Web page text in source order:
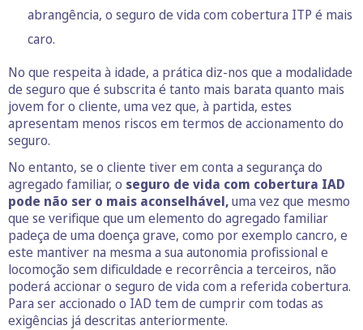
abrangência, o seguro de vida com cobertura ITP é mais
caro.
No que respeita à idade, a prática diz-nos que a modalidade
de seguro que é subscrita é tanto mais barata quanto mais
jovem for o cliente, uma vez que, à partida, estes
apresentam menos riscos em termos de accionamento do
seguro.
No entanto, se o cliente tiver em conta a segurança do
agregado familiar, o seguro de vida com cobertura IAD
pode não ser o mais aconselhável,uma vez que mesmo
que se verifique que um elemento do agregado familiar
padeça de uma doença grave, como por exemplo cancro, e
este mantiver na mesma a sua autonomia profissional e
locomoção sem dificuldade e recorrência a terceiros, não
poderá accionar o seguro de vida com a referida cobertura.
Para ser accionado o IAD tem de cumprir com todas as
exigências já descritas anteriormente.